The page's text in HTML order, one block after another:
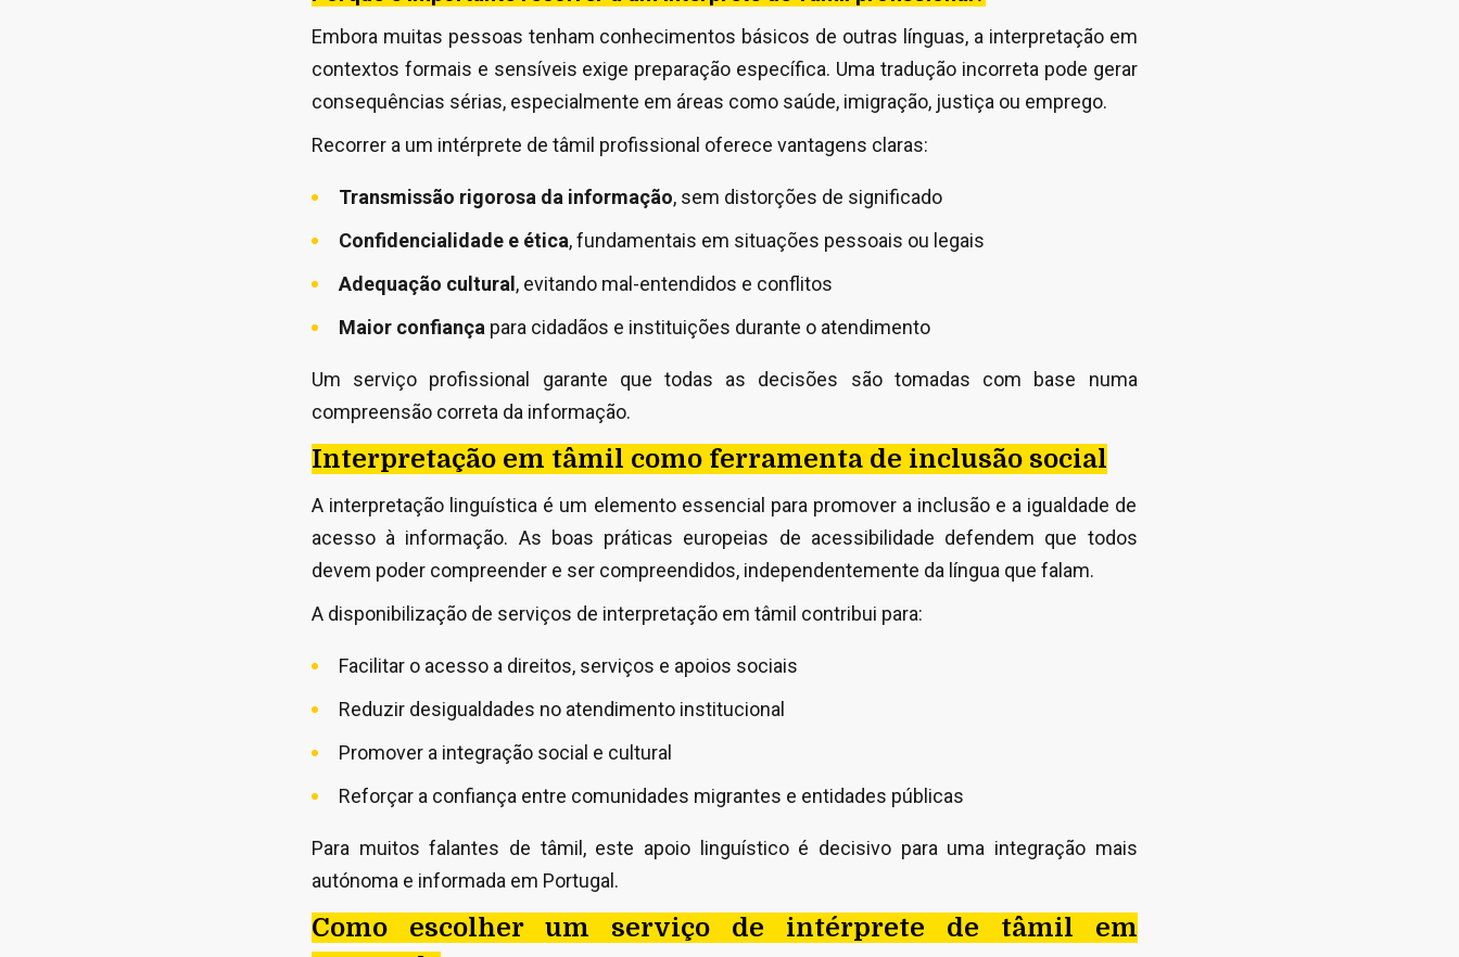
Embora muitas pessoas tenham conhecimentos básicos de outras línguas, a interpretação em
contextos formais e sensíveis exige preparação específica. Uma tradução incorreta pode gerar
consequências sérias, especialmente em áreas como saúde, imigração, justiça ou emprego.
Recorrer a um intérprete de tâmil profissional oferece vantagens claras:
Transmissão rigorosa da informação, sem distorções de significado
Confidencialidade e ética, fundamentais em situações pessoais ou legais
Adequação cultural , evitando mal-entendidos e conflitos
Maior confiança para cidadãos e instituições durante o atendimento
Um serviço profissional garante que todas as decisões são tomadas com base numa
compreensão correta da informação.
Interpretação em tâmil como ferramenta de inclusão social
A interpretação linguística é um elemento essencial para promover a inclusão e a igualdade de
acesso à informação. As boas práticas europeias de acessibilidade defendem que todos
devem poder compreender e ser compreendidos, independentemente da língua que falam.
A disponibilização de serviços de interpretação em tâmil contribui para:
Facilitar o acesso a direitos, serviços e apoios sociais
Reduzir desigualdades no atendimento institucional
Promover a integração social e cultural
Reforçar a confiança entre comunidades migrantes e entidades públicas
Para muitos falantes de tâmil, este apoio linguístico é decisivo para uma integração mais
autónoma e informada em Portugal.
Como escolher um serviço de intérprete de tâmil em